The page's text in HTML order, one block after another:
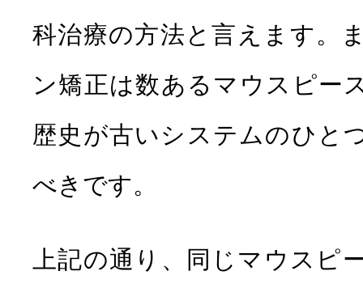
科治療の方法と言えます。
ン矯正は数あるマウスピー
歴史が古いシステムのひと
べきです。
上記の通り、同じマウスピ